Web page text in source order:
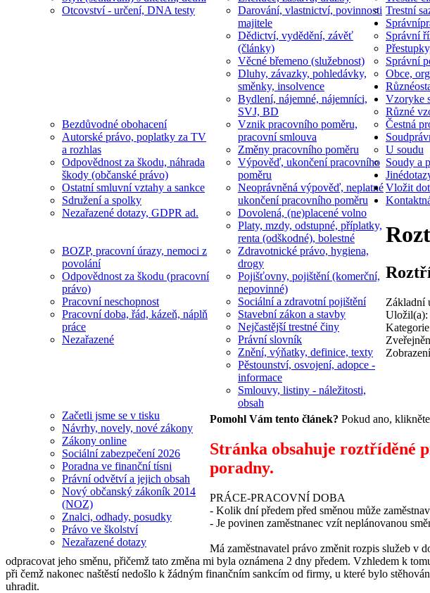
Otcovství - určení, DNA testy
Darování, vlastnictví, povinnosti
majitele
Dědictví, vydědění, závěť
(články)
Věcné břemeno (služebnost)
Dluhy, závazky, pohledávky,
směnky, insolvence
Bydlení, nájemné, nájemníci,
SVJ, BD
Bezdůvodné obohacení
Autorské právo, poplatky za TV
a rozhlas
Odpovědnost za škodu, náhrada
škody (občanské právo)
Ostatní smluvní vztahy a sankce
Sdružení a spolky
Nezařazené dotazy, GDPR ad.
Vznik pracovního poměru,
pracovní smlouva
Změny pracovního poměru
Výpověď, ukončení pracovního
poměru
Neoprávněná výpověď, neplatné
ukončení pracovního poměru
Dovolená, (ne)placené volno
Platy, mzdy, odstupné, příplatky,
renta (odškodné), bolestné
BOZP, pracovní úrazy, nemoci z
povolání
Odpovědnost za škodu (pracovní
právo)
Pracovní neschopnost
Pracovní doba, řád, kázeň, náplň
práce
Nezařazené
Trestní
Správní
Správní
Správní
Obce,
Různé
Zdravotnické právo, hygiena,
drogy
Pojišťovny, pojištění (komerční,
nepovinné)
Sociální a zdravotní pojištění
Stavební zákon a stavby
Nejčastější trestné činy
Právní slovník
Znění, výňatky, definice, texty
Pěstounství, osvojení, adopce -
informace
Smlouvy, listiny - náležitosti,
obsah
Začetli jsme se v tisku
Návrhy, novely, nové zákony
Zákony online
Sociální zabezpečení 2026
Poradna ve finanční tísni
Právní odvětví a jejich obsah
Nový občanský zákoník 2014
(NOZ)
Znalci, odhady, posudky
Právo ve školství
Nezařazené dotazy
Vzoryke
Různé
Čestná
Soud
U soudu
Soudy a
Jiné
Vložit
Kontakt
Základní
Uložil(a):
Pomohl Vám tento článek? Pokud ano,
Stránka obsahuje roztříděné
poradny.
PRÁCE-PRACOVNÍ DOBA
- Kolik dní předem před směnou může
- Je povinen zaměstnanec vzít neplánovanou
Má zaměstnavatel právo změnit rozpis služeb v
odpracovat jeho směnu, přičemž tato změna mi byla oznámena 2 dny předem. Vzhledem k
při čemž nakonec naštěstí nedošlo k žádným finančním sankcím od firmy, u které bylo
uhradit.